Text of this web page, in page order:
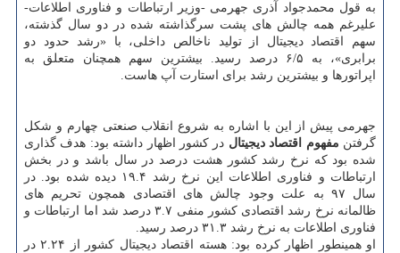
به قول محمدجواد آذری جهرمی -وزیر ارتباطات و فناوری اطلاعات-
علیرغم همه چالش های پشت سرگذاشته شده در دو سال گذشته،
سهم اقتصاد دیجیتال از تولید ناخالص داخلی، با «رشد حدود دو
برابری»، به ۶/۵ درصد رسید. بیشترین سهم همچنان متعلق به
اپراتورها و بیشترین رشد برای استارت آپ هاست.
جهرمی پیش از این با اشاره به شروع انقلاب صنعتی چهارم و شکل
گرفتن مفهوم اقتصاد دیجیتال در کشور اظهار داشته بود: هدف گذاری
شده بود که نرخ رشد کشور هشت درصد در سال باشد و در بخش
ارتباطات و فناوری اطلاعات این نرخ رشد ۱۹.۴ دیده شده بود. در
سال ۹۷ به علت وجود چالش های اقتصادی همچون تحریم های
ظالمانه نرخ رشد اقتصادی کشور منفی ۳.۷ درصد شد اما ارتباطات و
فناوری اطلاعات به نرخ رشد ۳۱.۳ درصد رسید.
او همینطور اظهار کرده بود: هسته اقتصاد دیجیتال کشور از ۲.۲۴ در